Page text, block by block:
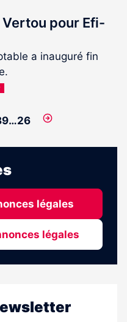
pour Efi-
a inauguré fin
9…26
Page
légales
légales